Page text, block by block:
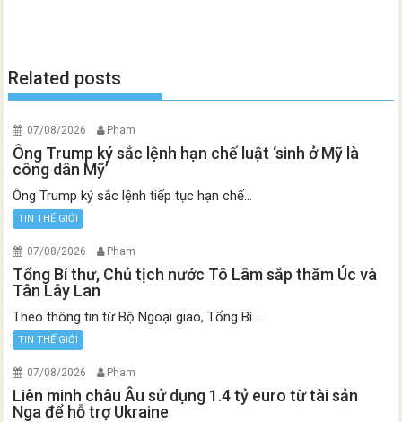
Related posts
07/08/2026 Pham
Ông Trump ký sắc lệnh hạn chế luật ‘sinh ở Mỹ là
công dân Mỹ’
Ông Trump ký sắc lệnh tiếp tục hạn chế...
TIN THẾ GIỚI
07/08/2026 Pham
Tổng Bí thư, Chủ tịch nước Tô Lâm sắp thăm Úc và
Tân Lây Lan
Theo thông tin từ Bộ Ngoại giao, Tổng Bí...
TIN THẾ GIỚI
07/08/2026 Pham
Liên minh châu Âu sử dụng 1.4 tỷ euro từ tài sản
Nga để hỗ trợ Ukraine